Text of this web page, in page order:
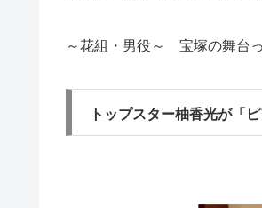
～花組・男役～ 宝塚の舞台
トップスター柚香光が「